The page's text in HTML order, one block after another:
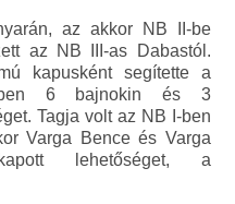
az akkor NB II-be
az NB III-as Dabastól.
kapusként segítette a
6 bajnokin és 3
Tagja volt az NB I-ben
Varga Bence és Varga
lehetőséget, a